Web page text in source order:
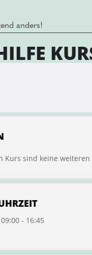
anders!
Kurs sind keine
- 16:45